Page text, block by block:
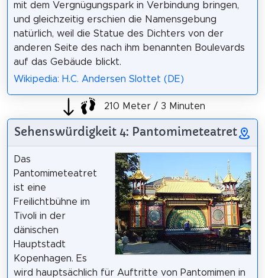
mit dem Vergnügungspark in Verbindung bringen,
und gleichzeitig erschien die Namensgebung
natürlich, weil die Statue des Dichters von der
anderen Seite des nach ihm benannten Boulevards
auf das Gebäude blickt.
Wikipedia: H.C. Andersen Slottet (DE)
210 Meter / 3 Minuten
Sehenswürdigkeit 4: Pantomimeteatret
Das
Pantomimeteatret
ist eine
Freilichtbühne im
Tivoli in der
dänischen
Hauptstadt
Kopenhagen. Es
wird hauptsächlich für Auftritte von Pantomimen in